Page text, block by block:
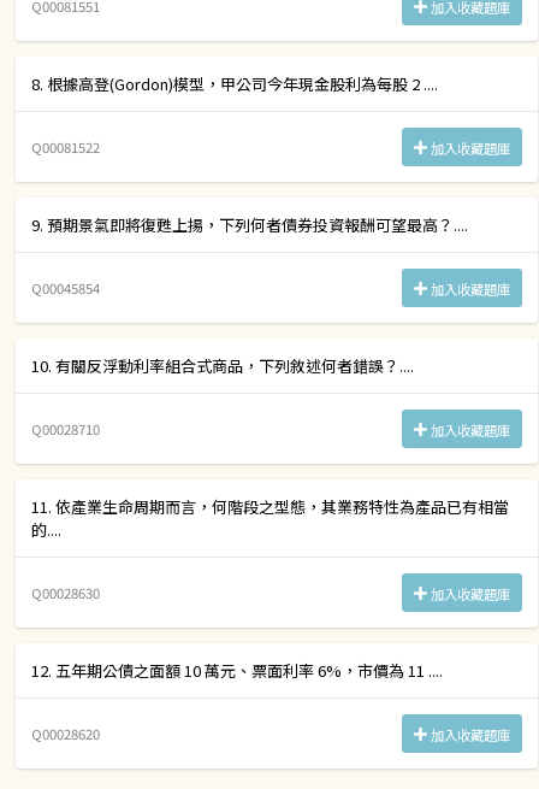
Q00081551 加入收藏題庫
8. 根據高登(Gordon)模型，甲公司今年現金股利為每股 2 ....
Q00081522 加入收藏題庫
9. 預期景氣即將復甦上揚，下列何者債券投資報酬可望最高？....
Q00045854 加入收藏題庫
10. 有關反浮動利率組合式商品，下列敘述何者錯誤？....
Q00028710 加入收藏題庫
11. 依產業生命周期而言，何階段之型態，其業務特性為產品已有相當
的....
Q00028630 加入收藏題庫
12. 五年期公債之面額 10 萬元、票面利率 6%，市價為 11 ....
Q00028620 加入收藏題庫